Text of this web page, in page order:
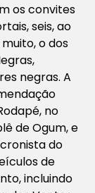
os convites
seis, ao
o dos
negras. A
no
de Ogum, e
do
de
incluindo